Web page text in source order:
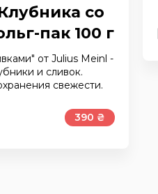
со
пак 100 г
от Julius Meinl -
и сливок.
свежести.
390 ₴